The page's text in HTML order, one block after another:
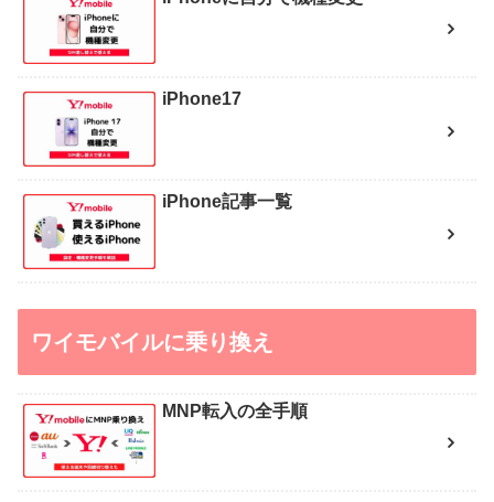
iPhone17
iPhone記事一覧
ワイモバイルに乗り換え
MNP転入の全手順